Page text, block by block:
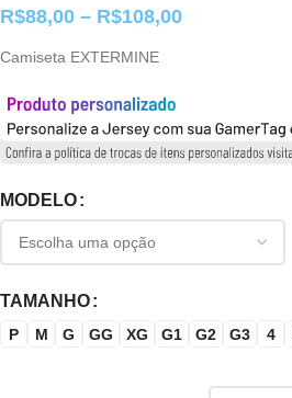
R$88,00 – R$108,00
Camiseta EXTERMINE
MODELO
TAMANHO
P M G GG XG G1 G2 G3 4